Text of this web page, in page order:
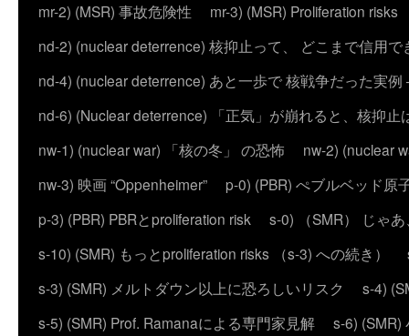
mr-2) (MSR) 事故危険性
mr-3) (MSR) Proliferation risks
nd-2) (nuclear deterrence) 核抑止って、 どこまで信用で
nd-4) (nuclear deterrence) あと一歩で 核戦争だった実例
nd-6) (Nuclear deterrence) 「正気」が崩れると、核抑止
nw-1) (nuclear war) 「核の冬」 の恐怖
nw-2) (nuclear
nw-3) 映画 “Oppenheimer”
p-0) (PBR) ぺブルベッド原
p-3) (PBR) PBRとproliferation risk
s-0) （SMR） じゃ
s-10) (SMR) もっとproliferation risks （s-3) への続き）
s-3) (SMR) メルトダウン以上に恐ろしいリスク
s-4)
s-5) (SMR) Prof. Ramanaによる専門家見解
s-6) (SMR)